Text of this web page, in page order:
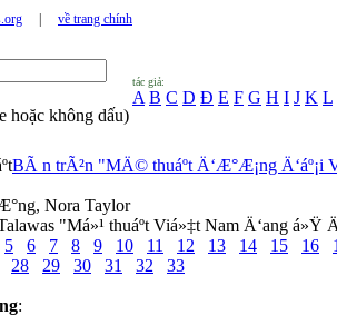
về trang chính
hoặc không dấu)
tác giả:
A B C D Đ E F G H I J K L
BÃ n trÃ²n "MÄ© thuáº­t Ä‘Æ°Æ¡ng Ä‘áº¡i
Nora Taylor
"Má»¹ thuáº­t Viá»‡t Nam Ä‘ang á»Ÿ
5 6 7 8 9 10 11 12 13 14 15 16
28 29 30 31 32 33
: